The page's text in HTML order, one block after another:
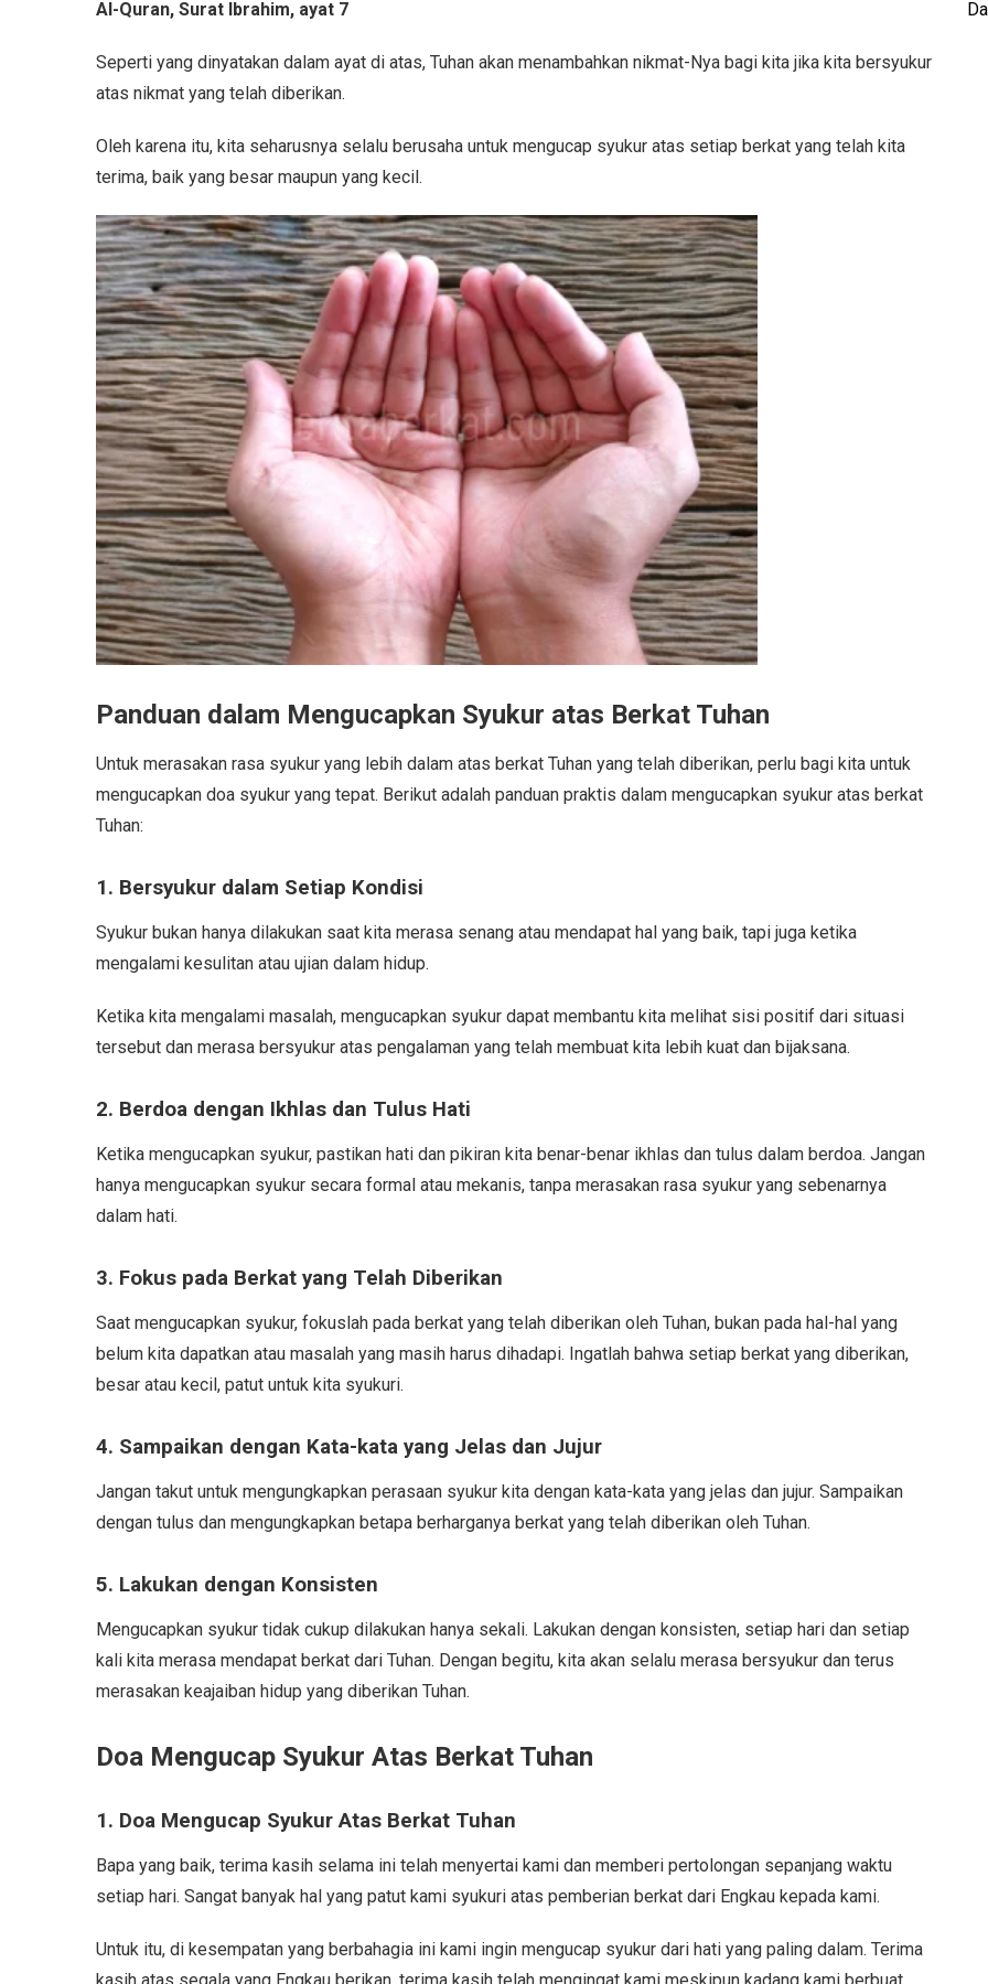
Al-Quran, Surat Ibrahim, ayat 7
Seperti yang dinyatakan dalam ayat di atas, Tuhan akan menambahkan nikmat-Nya bagi kita jika kita bersyukur
atas nikmat yang telah diberikan.
Oleh karena itu, kita seharusnya selalu berusaha untuk mengucap syukur atas setiap berkat yang telah kita
terima, baik yang besar maupun yang kecil.
Panduan dalam Mengucapkan Syukur atas Berkat Tuhan
Untuk merasakan rasa syukur yang lebih dalam atas berkat Tuhan yang telah diberikan, perlu bagi kita untuk
mengucapkan doa syukur yang tepat. Berikut adalah panduan praktis dalam mengucapkan syukur atas berkat
Tuhan:
1. Bersyukur dalam Setiap Kondisi
Syukur bukan hanya dilakukan saat kita merasa senang atau mendapat hal yang baik, tapi juga ketika
mengalami kesulitan atau ujian dalam hidup.
Ketika kita mengalami masalah, mengucapkan syukur dapat membantu kita melihat sisi positif dari situasi
tersebut dan merasa bersyukur atas pengalaman yang telah membuat kita lebih kuat dan bijaksana.
2. Berdoa dengan Ikhlas dan Tulus Hati
Ketika mengucapkan syukur, pastikan hati dan pikiran kita benar-benar ikhlas dan tulus dalam berdoa. Jangan
hanya mengucapkan syukur secara formal atau mekanis, tanpa merasakan rasa syukur yang sebenarnya
dalam hati.
3. Fokus pada Berkat yang Telah Diberikan
Saat mengucapkan syukur, fokuslah pada berkat yang telah diberikan oleh Tuhan, bukan pada hal-hal yang
belum kita dapatkan atau masalah yang masih harus dihadapi. Ingatlah bahwa setiap berkat yang diberikan,
besar atau kecil, patut untuk kita syukuri.
4. Sampaikan dengan Kata-kata yang Jelas dan Jujur
Jangan takut untuk mengungkapkan perasaan syukur kita dengan kata-kata yang jelas dan jujur. Sampaikan
dengan tulus dan mengungkapkan betapa berharganya berkat yang telah diberikan oleh Tuhan.
5. Lakukan dengan Konsisten
Mengucapkan syukur tidak cukup dilakukan hanya sekali. Lakukan dengan konsisten, setiap hari dan setiap
kali kita merasa mendapat berkat dari Tuhan. Dengan begitu, kita akan selalu merasa bersyukur dan terus
merasakan keajaiban hidup yang diberikan Tuhan.
Doa Mengucap Syukur Atas Berkat Tuhan
1. Doa Mengucap Syukur Atas Berkat Tuhan
Bapa yang baik, terima kasih selama ini telah menyertai kami dan memberi pertolongan sepanjang waktu
setiap hari. Sangat banyak hal yang patut kami syukuri atas pemberian berkat dari Engkau kepada kami.
Untuk itu, di kesempatan yang berbahagia ini kami ingin mengucap syukur dari hati yang paling dalam. Terima